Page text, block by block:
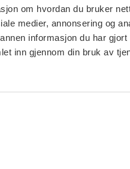
om hvordan du bruker
medier, annonsering og
informasjon du har gjort
inn gjennom din bruk av
i påsken